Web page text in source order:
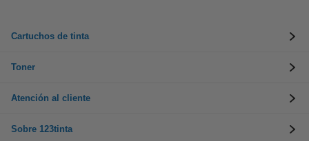
Cartuchos de tinta
Toner
Atención al cliente
Sobre 123tinta